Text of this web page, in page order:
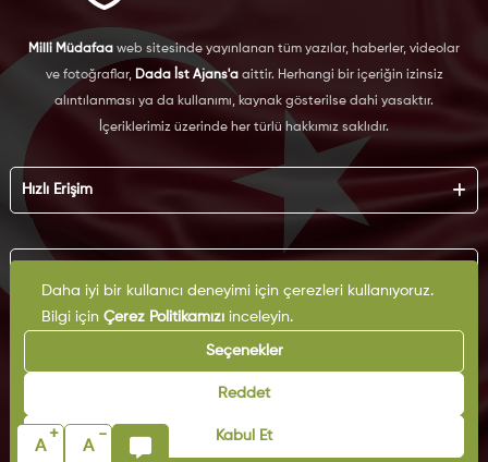
A
+
A
-
Milli Müdafaa web sitesinde yayınlanan tüm yazılar, haberler, videolar
ve fotoğraflar, Dada İst Ajans'aaittir. Herhangi bir içeriğin izinsiz
alıntılanması ya da kullanımı, kaynak gösterilse dahi yasaktır.
İçeriklerimiz üzerinde her türlü hakkımız saklıdır.
Hızlı Erişim
Künye
Reklam
İş Birliği
Arşiv
İletişim
KVKK
Çerez Politikası
Gizlilik Politikası
Kullanım Şartları
Daha iyi bir kullanıcı deneyimi için çerezleri kullanıyoruz.
Bilgi için Çerez Politikamızıinceleyin.
Seçenekler
Reddet
Kabul Et